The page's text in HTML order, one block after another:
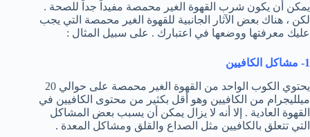
يمكن أن يكون شرب القهوة الغير محمصة مفيداً جداً للصحة .
لكن ، هناك بعض الآثار الجانبية للقهوة الغير محمصة التي يجب
عليك معرفتها ووضعها في اعتبارك . على سبيل المثال :
1- مشاكل الكافيين
يحتوي الكوب الواحد من القهوة الغير محمصة على حوالي 20
ميلليجرام من الكافيين وهو أقل بكثير من محتوى الكافيين في
القهوة العادية . إلا أنه لا يزال يمكن أن يسبب بعض المشاكل
التي تتعلق بالكافيين مثل الصداع والقلق ومشاكل المعدة .